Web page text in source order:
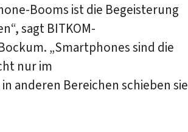
Booms ist die Begeisterung
sagt BITKOM-
„Smartphones sind die
nur im
anderen Bereichen schieben sie